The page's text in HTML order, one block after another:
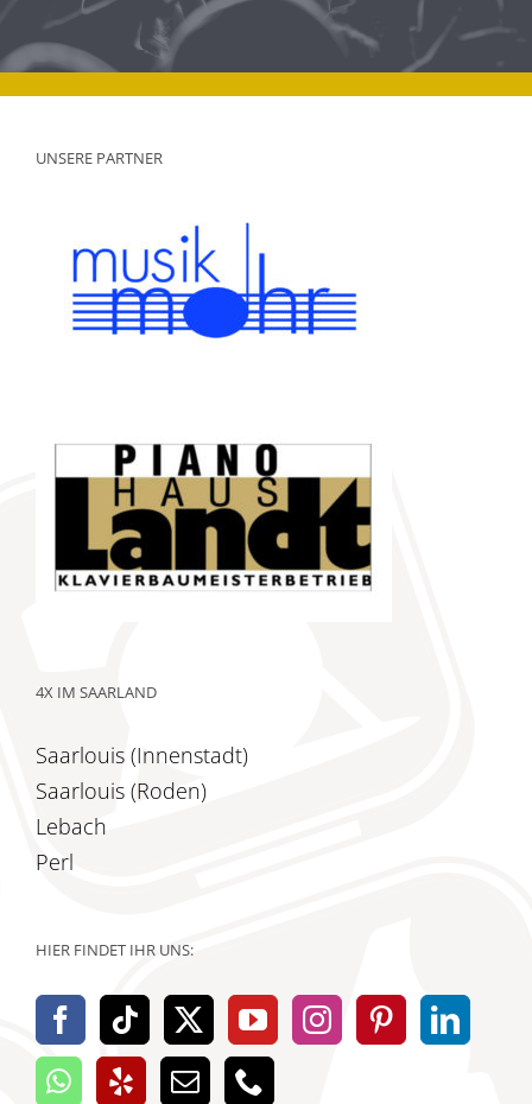
UNSERE PARTNER
4X IM SAARLAND
Saarlouis (Innenstadt)
Saarlouis (Roden)
Lebach
Perl
HIER FINDET IHR UNS: